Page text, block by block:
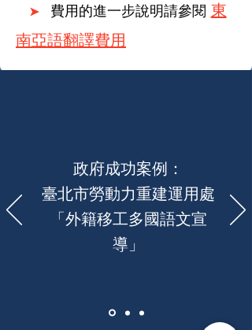
➤ ​費用的進一步說明請參閱 東
南亞語翻譯費用
政府成功案例：
臺北市勞動力重建運用處
「外籍移工多國語文宣
導」